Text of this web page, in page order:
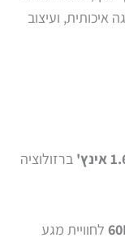
איכותית, ועיצוב
ברזולוציה
לחוויית מגע